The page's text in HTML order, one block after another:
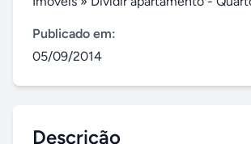
Publicado em:
05/09/2014
Descrição